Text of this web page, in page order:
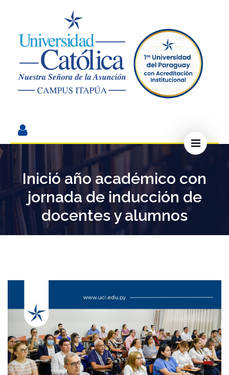
Inició año académico con
jornada de inducción de
docentes y alumnos